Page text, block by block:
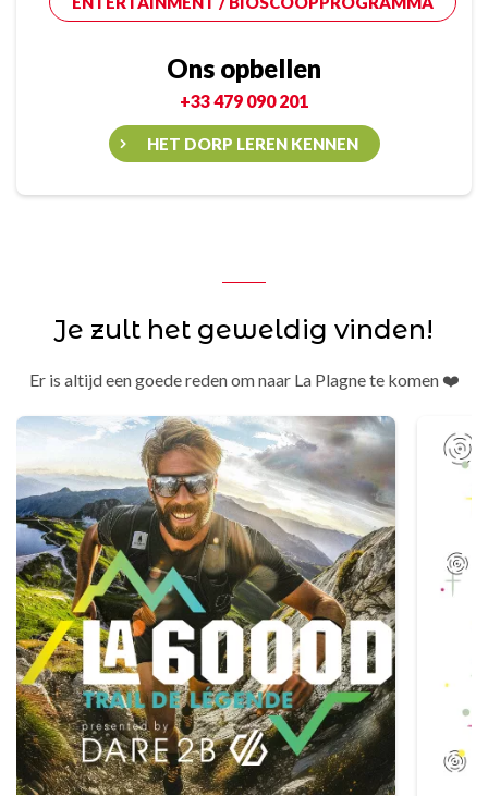
Ons opbellen
+33 479 090 201
HET DORP LEREN KENNEN
Je zult het geweldig vinden!
Er is altijd een goede reden om naar La Plagne te komen ❤️